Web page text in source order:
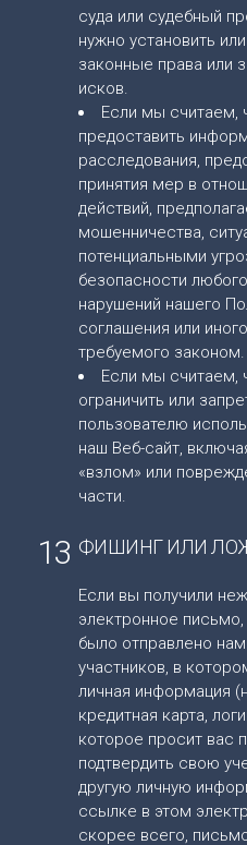
суда или судебный
нужно установить
законные права или
исков.
Если мы считаем,
предоставить
расследования,
принятия мер в
действий,
мошенничества,
потенциальными
безопасности
нарушений нашего
соглашения или
требуемого законом.
Если мы считаем,
ограничить или
пользователю
наш Веб-сайт,
«взлом» или
части.
13 ФИШИНГ ИЛИ
Если вы получили
электронное
было отправлено
участников, в
личная информация
кредитная карта,
которое просит вас
подтвердить свою
другую личную
ссылке в этом
скорее всего,